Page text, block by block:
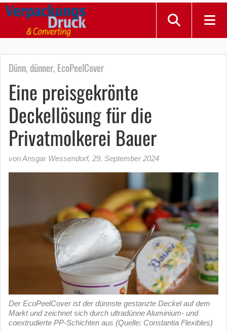
Dünn, dünner, EcoPeelCover
Eine preisgekrönte
Deckellösung für die
Privatmolkerei Bauer
von Ansgar Wessendorf, 29. September 2024
Der EcoPeelCover ist der dünnste gestanzte Deckel auf dem
Markt und zeichnet sich durch ultradünne Aluminium- und
coextrudierte PP-Schichten aus (Quelle: Constantia Flexibles)